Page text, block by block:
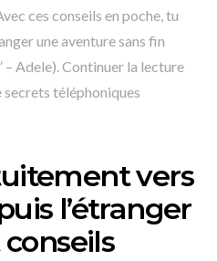
ces conseils en poche, tu
une aventure sans fin
Adele). Continuer la lecture
secrets téléphoniques
vers
l’étranger